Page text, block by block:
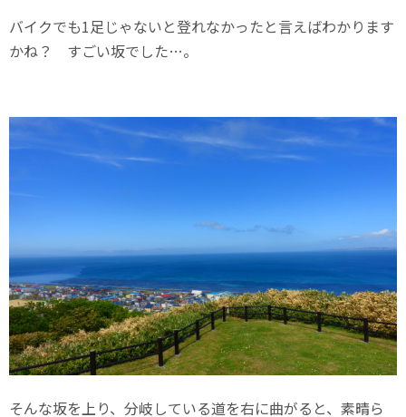
バイクでも1足じゃないと登れなかったと言えばわかります
かね？ すごい坂でした…。
そんな坂を上り、分岐している道を右に曲がると、素晴ら